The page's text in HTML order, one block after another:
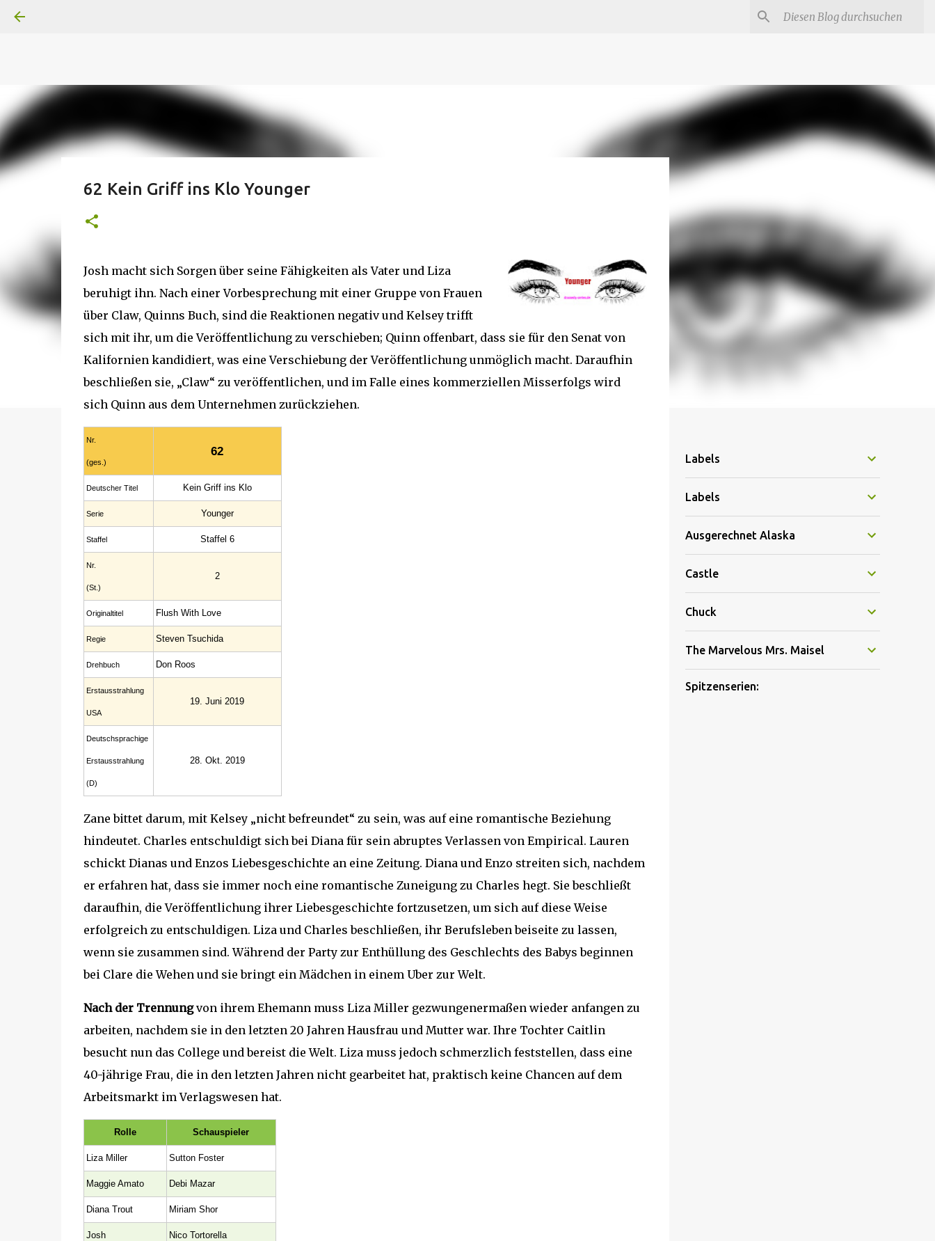
Superheldenserien
62 Kein Griff ins Klo Younger
Josh macht sich Sorgen über seine Fähigkeiten als Vater und Liza
beruhigt ihn. Nach einer Vorbesprechung mit einer Gruppe von Frauen
über Claw, Quinns Buch, sind die Reaktionen negativ und Kelsey trifft
sich mit ihr, um die Veröffentlichung zu verschieben; Quinn offenbart, dass sie für den Senat von
Kalifornien kandidiert, was eine Verschiebung der Veröffentlichung unmöglich macht. Daraufhin
beschließen sie, „Claw“ zu veröffentlichen, und im Falle eines kommerziellen Misserfolgs wird
sich Quinn aus dem Unternehmen zurückziehen.
Nr.
(ges.)
62
Deutscher Titel Kein Griff ins Klo
Serie Younger
Staffel Staffel 6
Nr.
(St.)
2
Original­titel Flush With Love
Regie Steven Tsuchida
Drehbuch Don Roos
Erstaus­strahlung
USA
19. Juni 2019
Deutsch­sprachige
Erstaus­strahlung
(D)
28. Okt. 2019
Zane bittet darum, mit Kelsey „nicht befreundet“ zu sein, was auf eine romantische Beziehung
hindeutet. Charles entschuldigt sich bei Diana für sein abruptes Verlassen von Empirical. Lauren
schickt Dianas und Enzos Liebesgeschichte an eine Zeitung. Diana und Enzo streiten sich, nachdem
er erfahren hat, dass sie immer noch eine romantische Zuneigung zu Charles hegt. Sie beschließt
daraufhin, die Veröffentlichung ihrer Liebesgeschichte fortzusetzen, um sich auf diese Weise
erfolgreich zu entschuldigen. Liza und Charles beschließen, ihr Berufsleben beiseite zu lassen,
wenn sie zusammen sind. Während der Party zur Enthüllung des Geschlechts des Babys beginnen
bei Clare die Wehen und sie bringt ein Mädchen in einem Uber zur Welt.
Nach der Trennungvon ihrem Ehemann muss Liza Miller gezwungenermaßen wieder anfangen zu
arbeiten, nachdem sie in den letzten 20 Jahren Hausfrau und Mutter war. Ihre Tochter Caitlin
besucht nun das College und bereist die Welt. Liza muss jedoch schmerzlich feststellen, dass eine
40-jährige Frau, die in den letzten Jahren nicht gearbeitet hat, praktisch keine Chancen auf dem
Arbeitsmarkt im Verlagswesen hat.
Rolle Schauspieler
Liza Miller Sutton Foster
Maggie Amato Debi Mazar
Diana Trout Miriam Shor
Josh Nico Tortorella
Labels
Labels
Ausgerechnet Alaska
Castle
Chuck
The Marvelous Mrs. Maisel
Spitzenserien: